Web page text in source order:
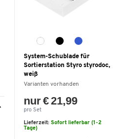
System-Schublade für
Sortierstation Styro styrodoc,
weiß
Varianten vorhanden
nur € 21,99
pro Set
Lieferzeit: Sofort lieferbar (1-2
Tage)